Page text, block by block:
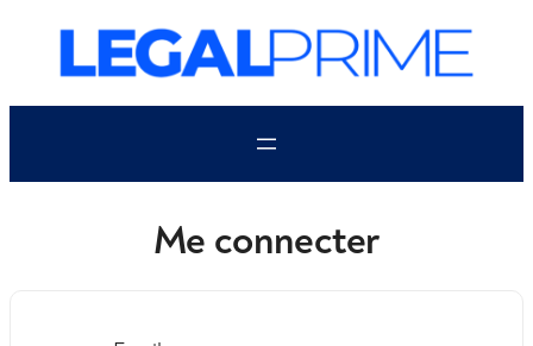
contenu
Me connecter